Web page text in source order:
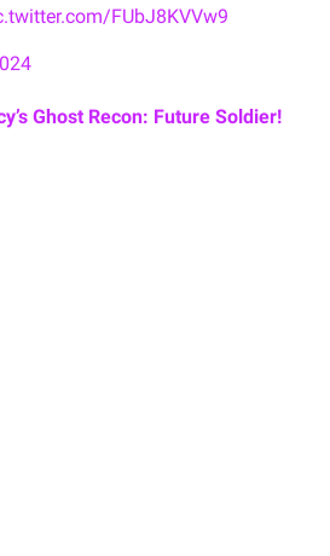
FUbJ8KVVw9
Ghost Recon: Future Soldier!